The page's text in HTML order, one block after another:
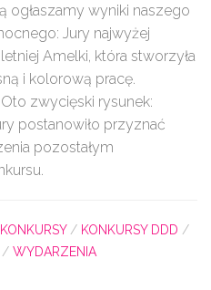
ogłaszamy wyniki naszego
Jury najwyżej
Amelki, która stworzyła
i kolorową pracę.
Oto zwycięski rysunek:
postanowiło przyznać
pozostałym
KONKURSY/ KONKURSY DDD /
/ WYDARZENIA